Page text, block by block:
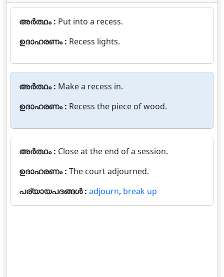
അർത്ഥം : Put into a recess.
ഉദാഹരണം : Recess lights.
അർത്ഥം : Make a recess in.
ഉദാഹരണം : Recess the piece of wood.
അർത്ഥം : Close at the end of a session.
ഉദാഹരണം : The court adjourned.
പര്യായപദങ്ങൾ : adjourn, break up